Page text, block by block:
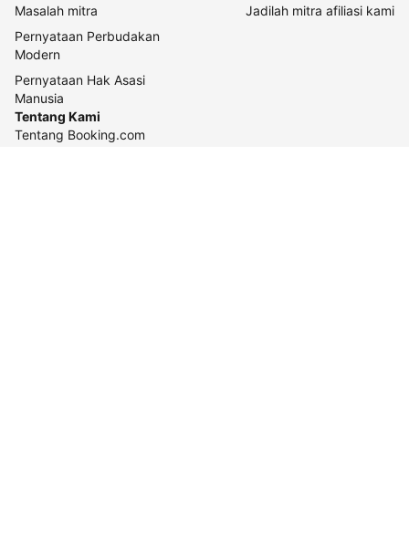
Masalah mitra
Pernyataan Perbudakan
Modern
Pernyataan Hak Asasi
Manusia
Jadilah mitra afiliasi kami
Tentang Kami
Tentang Booking.com